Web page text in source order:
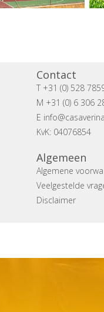
Contact
T +31 (0) 528
M +31 (0) 6 306
E
KvK: 04076854
Algemeen
Algemene
Veelgestelde
Disclaimer